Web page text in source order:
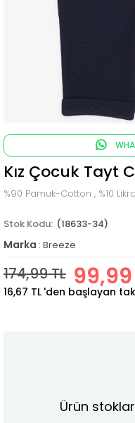
Kız Çocuk Tayt
%90 Pamuk-Cotton , %10 Likra
(18633-34)
Marka : Breeze
174,99 TL 99,99
16,67 TL 'den başlayan
Ürün